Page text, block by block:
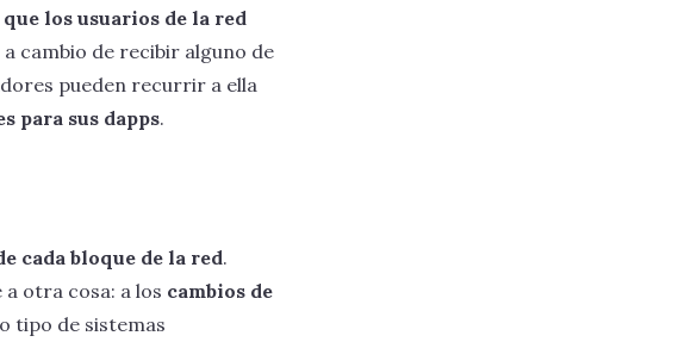
los usuarios de la red
a cambio de recibir alguno de
pueden recurrir a ella
para sus dapps.
cada bloque de la red.
otra cosa: a los cambios de
tipo de sistemas